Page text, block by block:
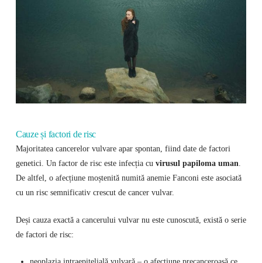
Cauze și factori de risc
Majoritatea cancerelor vulvare apar spontan, fiind date de factori
genetici. Un factor de risc este infecția cu virusul papiloma uman.
De altfel, o afecțiune moștenită numită anemie Fanconi este asociată
cu un risc semnificativ crescut de cancer vulvar.
Deși cauza exactă a cancerului vulvar nu este cunoscută, există o serie
de factori de risc: